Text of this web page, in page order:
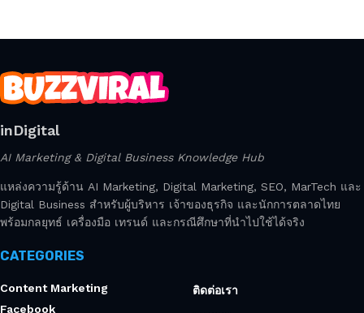
inDigital
AI Marketing & Digital Business Knowledge Hub
แหล่งความรู้ด้าน AI Marketing, Digital Marketing, SEO, MarTech และ
Digital Business สำหรับผู้บริหาร เจ้าของธุรกิจ และนักการตลาดไทย
พร้อมกลยุทธ์ เครื่องมือ เทรนด์ และกรณีศึกษาที่นำไปใช้ได้จริง
CATEGORIES
Content Marketing
Facebook
ติดต่อเรา